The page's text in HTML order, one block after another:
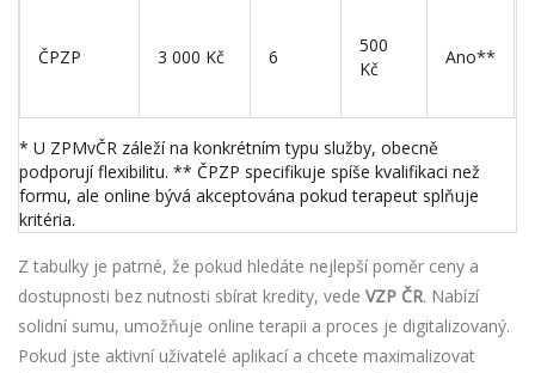
ČPZP 3 000 Kč 6
500
Kč
Ano**
* U ZPMvČR záleží na konkrétním typu služby, obecně
podporují flexibilitu. ** ČPZP specifikuje spíše kvalifikaci než
formu, ale online bývá akceptována pokud terapeut splňuje
kritéria.
Z tabulky je patrné, že pokud hledáte nejlepší poměr ceny a
dostupnosti bez nutnosti sbírat kredity, vede VZP ČR. Nabízí
solidní sumu, umožňuje online terapii a proces je digitalizovaný.
Pokud jste aktivní uživatelé aplikací a chcete maximalizovat